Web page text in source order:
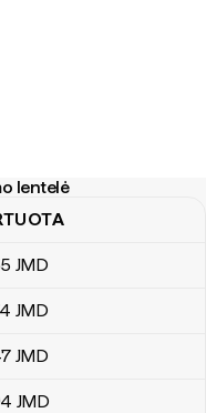
lentelė
JMD
JMD
JMD
JMD